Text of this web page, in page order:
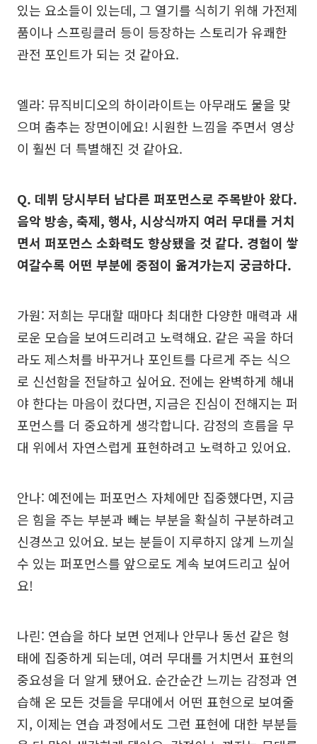
있는 요소들이 있는데, 그 열기를 식히기 위해 가전제
품이나 스프링클러 등이 등장하는 스토리가 유쾌한
관전 포인트가 되는 것 같아요.
엘라: 뮤직비디오의 하이라이트는 아무래도 물을 맞
으며 춤추는 장면이에요! 시원한 느낌을 주면서 영상
이 훨씬 더 특별해진 것 같아요.
Q. 데뷔 당시부터 남다른 퍼포먼스로 주목받아 왔다.
음악 방송, 축제, 행사, 시상식까지 여러 무대를 거치
면서 퍼포먼스 소화력도 향상됐을 것 같다. 경험이 쌓
여갈수록 어떤 부분에 중점이 옮겨가는지 궁금하다.
가원: 저희는 무대할 때마다 최대한 다양한 매력과 새
로운 모습을 보여드리려고 노력해요. 같은 곡을 하더
라도 제스처를 바꾸거나 포인트를 다르게 주는 식으
로 신선함을 전달하고 싶어요. 전에는 완벽하게 해내
야 한다는 마음이 컸다면, 지금은 진심이 전해지는 퍼
포먼스를 더 중요하게 생각합니다. 감정의 흐름을 무
대 위에서 자연스럽게 표현하려고 노력하고 있어요.
안나: 예전에는 퍼포먼스 자체에만 집중했다면, 지금
은 힘을 주는 부분과 빼는 부분을 확실히 구분하려고
신경쓰고 있어요. 보는 분들이 지루하지 않게 느끼실
수 있는 퍼포먼스를 앞으로도 계속 보여드리고 싶어
요!
나린: 연습을 하다 보면 언제나 안무나 동선 같은 형
태에 집중하게 되는데, 여러 무대를 거치면서 표현의
중요성을 더 알게 됐어요. 순간순간 느끼는 감정과 연
습해 온 모든 것들을 무대에서 어떤 표현으로 보여줄
지, 이제는 연습 과정에서도 그런 표현에 대한 부분들